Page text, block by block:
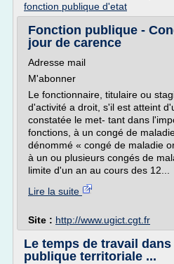
fonction publique d'etat
Fonction publique -
jour de carence
Adresse mail
M'abonner
Le fonctionnaire, titulaire ou
d'activité a droit, s'il est atteint
constatée le met- tant dans
fonctions, à un congé de
dénommé « congé de maladie
à un ou plusieurs congés de
limite d'un an au cours des 12...
Lire la suite
Site : http://www.ugict.cgt.fr
Le temps de travail
publique territoriale ...